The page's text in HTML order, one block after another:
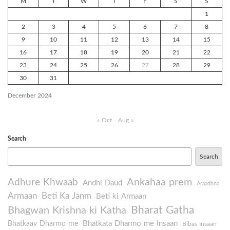
December 2024
1
2 3 4 5 6 7 8
9 10 11 12 13 14 15
16 17 18 19 20 21 22
23 24 25 26 27 28 29
30 31
« Oct Aug »
Search
Search
Adhure Khwaab Andhi Daud Ankahaa prem Araadhna
Armaan Beti Ka Janm Beti ki Armaan
Bhagwan Krishna ki Katha Bharat Gatha
Bhatkaav Dharmo me Bhatkata Dharmo me Insaan Bibas Insaan